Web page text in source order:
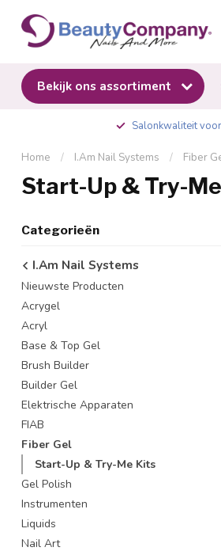
Bekijk ons assortiment
Salonkwaliteit
Home / I.Am Nail Systems / Fiber
Start-Up & Try-
Categorieën
I.Am Nail Systems
Nieuwste Producten
Acrygel
Acryl
Base & Top Gel
Brush Builder
Builder Gel
Elektrische Apparaten
FIAB
Fiber Gel
Start-Up & Try-Me Kits
Gel Polish
Instrumenten
Liquids
Nail Art